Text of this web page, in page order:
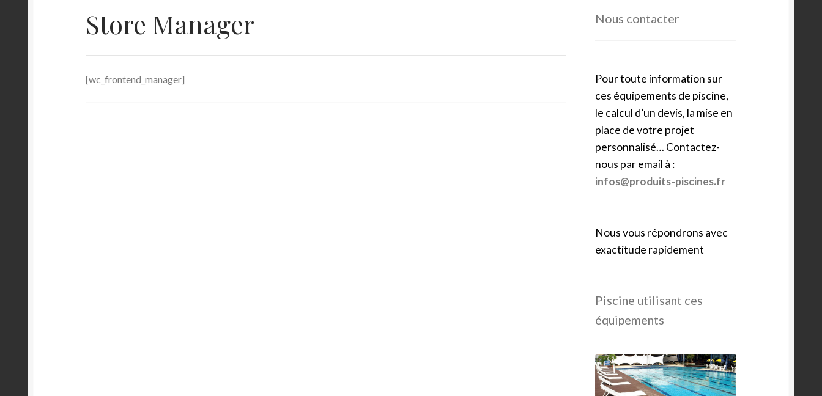
Politique de confidentialité Politique de cookies (UE)
Vendeur DashboardVendors
Store Manager
[wc_frontend_manager]
Nous contacter
Pour toute information sur
ces équipements de piscine,
le calcul d’un devis, la mise en
place de votre projet
personnalisé… Contactez-
nous par email à :
infos@produits-piscines.fr
Nous vous répondrons avec
exactitude rapidement
Piscine utilisant ces
équipements